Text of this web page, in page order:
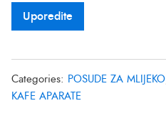
Uporedite
Categories: POSUDE ZA MLIJEKO
KAFE APARATE